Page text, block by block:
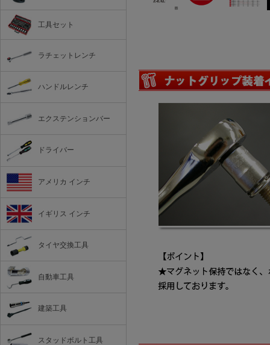
工具セット
ラチェットレンチ
ハンドルレンチ
エクステンションバー
ドライバー
アメリカ インチ
イギリス インチ
タイヤ交換工具
自動車工具
建築工具
スタッドボルト工具